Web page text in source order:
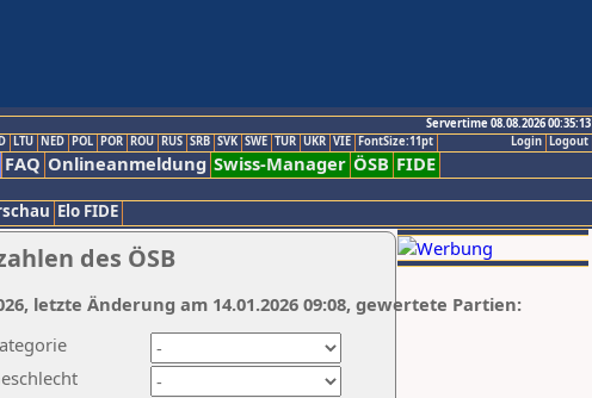
Servertime 08.08.2026 00:35:13
Logout
Login
LTU NED POL POR ROU RUS SRB SVK SWE TUR UKR VIE FontSize:11pt
FAQ Onlineanmeldung Swiss-Manager ÖSB FIDE
Elo FIDE
des ÖSB
letzte Änderung am 14.01.2026 09:08, gewertete Partien: